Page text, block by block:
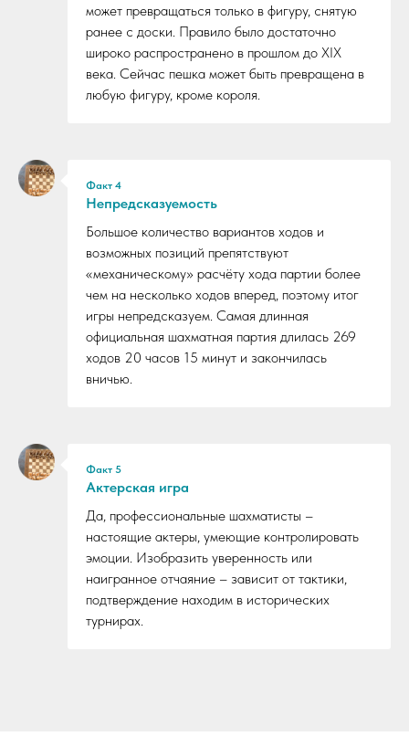
может превращаться только в фигуру, снятую
ранее с доски. Правило было достаточно
широко распространено в прошлом до XIX
века. Сейчас пешка может быть превращена в
любую фигуру, кроме короля.
Факт 4
Непредсказуемость
Большое количество вариантов ходов и
возможных позиций препятствуют
«механическому» расчёту хода партии более
чем на несколько ходов вперед, поэтому итог
игры непредсказуем. Самая длинная
официальная шахматная партия длилась 269
ходов 20 часов 15 минут и закончилась
вничью.
Факт 5
Актерская игра
Да, профессиональные шахматисты –
настоящие актеры, умеющие контролировать
эмоции. Изобразить уверенность или
наигранное отчаяние – зависит от тактики,
подтверждение находим в исторических
турнирах.